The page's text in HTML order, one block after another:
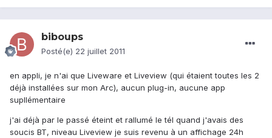
biboups
Posté(e) 22 juillet 2011
en appli, je n'ai que Liveware et Liveview (qui étaient toutes les 2
déjà installées sur mon Arc), aucun plug-in, aucune app
supllémentaire
j'ai déjà par le passé éteint et rallumé le tél quand j'avais des
soucis BT, niveau Liveview je suis revenu à un affichage 24h